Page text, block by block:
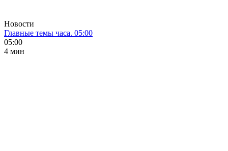
Новости
Главные темы часа. 05:00
05:00
4 мин